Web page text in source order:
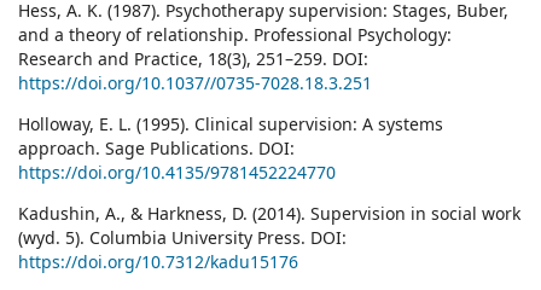
Hess, A. K. (1987). Psychotherapy supervision: Stages, Buber,
and a theory of relationship. Professional Psychology:
Research and Practice, 18(3), 251–259. DOI:
https://doi.org/10.1037//0735-7028.18.3.251
Holloway, E. L. (1995). Clinical supervision: A systems
approach. Sage Publications. DOI:
https://doi.org/10.4135/9781452224770
Kadushin, A., & Harkness, D. (2014). Supervision in social work
(wyd. 5). Columbia University Press. DOI:
https://doi.org/10.7312/kadu15176